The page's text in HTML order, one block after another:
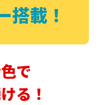
搭載！
で
る！